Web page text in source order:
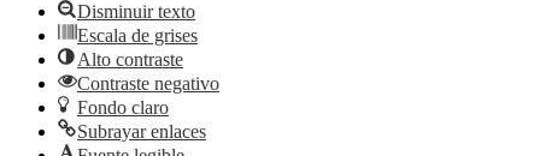
Disminuir texto
Escala de grises
Alto contraste
Contraste negativo
Fondo claro
Subrayar enlaces